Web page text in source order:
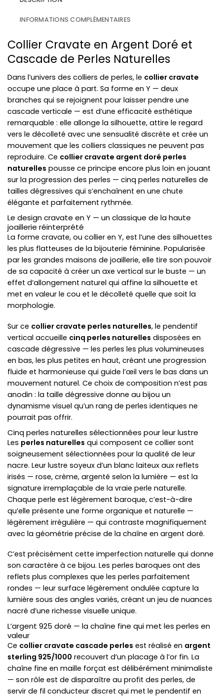
INFORMATIONS COMPLÉMENTAIRES
Collier Cravate en Argent Doré et
Cascade de Perles Naturelles
Dans l’univers des colliers de perles, le collier cravate
occupe une place à part. Sa forme en Y — deux
branches qui se rejoignent pour laisser pendre une
cascade verticale — est d’une efficacité esthétique
remarquable : elle allonge la silhouette, attire le regard
vers le décolleté avec une sensualité discrète et crée un
mouvement que les colliers classiques ne peuvent pas
reproduire. Ce collier cravate argent doré perles
naturelles pousse ce principe encore plus loin en jouant
sur la progression des perles — cinq perles naturelles de
tailles dégressives qui s’enchaînent en une chute
élégante et parfaitement rythmée.
Le design cravate en Y — un classique de la haute
joaillerie réinterprété
La forme cravate, ou collier en Y, est l’une des silhouettes
les plus flatteuses de la bijouterie féminine. Popularisée
par les grandes maisons de joaillerie, elle tire son pouvoir
de sa capacité à créer un axe vertical sur le buste — un
effet d’allongement naturel qui affine la silhouette et
met en valeur le cou et le décolleté quelle que soit la
morphologie.
Sur ce collier cravate perles naturelles, le pendentif
vertical accueille cinq perles naturelles disposées en
cascade dégressive — les perles les plus volumineuses
en bas, les plus petites en haut, créant une progression
fluide et harmonieuse qui guide l’œil vers le bas dans un
mouvement naturel. Ce choix de composition n’est pas
anodin : la taille dégressive donne au bijou un
dynamisme visuel qu’un rang de perles identiques ne
pourrait pas offrir.
Cinq perles naturelles sélectionnées pour leur lustre
Les perles naturelles qui composent ce collier sont
soigneusement sélectionnées pour la qualité de leur
nacre. Leur lustre soyeux d’un blanc laiteux aux reflets
irisés — rose, crème, argenté selon la lumière — est la
signature irremplaçable de la vraie perle naturelle.
Chaque perle est légèrement baroque, c’est-à-dire
qu’elle présente une forme organique et naturelle —
légèrement irrégulière — qui contraste magnifiquement
avec la géométrie précise de la chaîne en argent doré.
C’est précisément cette imperfection naturelle qui donne
son caractère à ce bijou. Les perles baroques ont des
reflets plus complexes que les perles parfaitement
rondes — leur surface légèrement ondulée capture la
lumière sous des angles variés, créant un jeu de nuances
nacré d’une richesse visuelle unique.
L’argent 925 doré — la chaîne fine qui met les perles en
valeur
Ce collier cravate cascade perles est réalisé en argent
sterling 925/1000 recouvert d’un placage à l’or fin. La
chaîne fine en maille forçat est délibérément minimaliste
— son rôle est de disparaître au profit des perles, de
servir de fil conducteur discret qui met le pendentif en